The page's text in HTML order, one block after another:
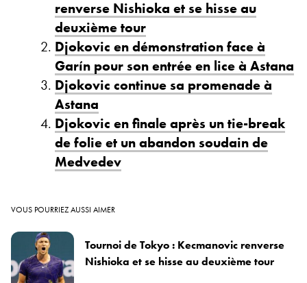
renverse Nishioka et se hisse au
deuxième tour
Djokovic en démonstration face à
Garín pour son entrée en lice à Astana
Djokovic continue sa promenade à
Astana
Djokovic en finale après un tie-break
de folie et un abandon soudain de
Medvedev
VOUS POURRIEZ AUSSI AIMER
Tournoi de Tokyo : Kecmanovic renverse
Nishioka et se hisse au deuxième tour